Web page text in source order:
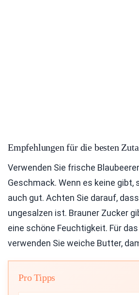
Empfehlungen für die besten
Verwenden Sie frische
Geschmack. Wenn es keine gibt,
auch gut. Achten Sie darauf,
ungesalzen ist. Brauner Zucker
eine schöne Feuchtigkeit. Für
verwenden Sie weiche Butter,
Pro Tipps